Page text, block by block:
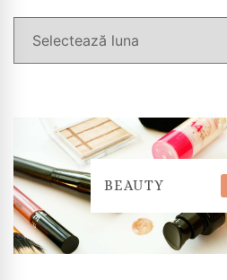
BEAUTY